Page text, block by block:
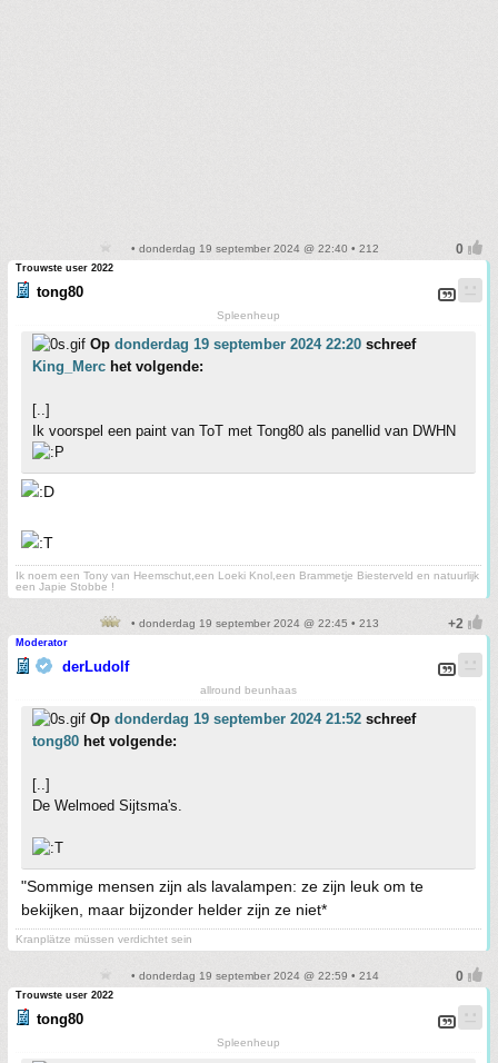
• donderdag 19 september 2024 @ 22:40 • 212
Trouwste user 2022
tong80
Spleenheup
Op donderdag 19 september 2024 22:20 schreef
King_Merc het volgende:
[..]
Ik voorspel een paint van ToT met Tong80 als panellid van DWHN
Ik noem een Tony van Heemschut,een Loeki Knol,een Brammetje Biesterveld en natuurlijk
een Japie Stobbe !
• donderdag 19 september 2024 @ 22:45 • 213
Moderator
derLudolf
allround beunhaas
Op donderdag 19 september 2024 21:52 schreef
tong80 het volgende:
[..]
De Welmoed Sijtsma's.
"Sommige mensen zijn als lavalampen: ze zijn leuk om te
bekijken, maar bijzonder helder zijn ze niet*
Kranplätze müssen verdichtet sein
• donderdag 19 september 2024 @ 22:59 • 214
Trouwste user 2022
tong80
Spleenheup